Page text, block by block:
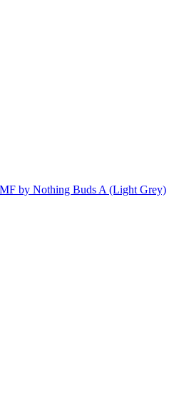
by Nothing Buds A (Light Grey)